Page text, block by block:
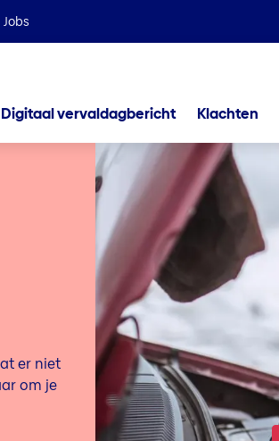
Jobs
Digitaal vervaldagbericht Klachten
er niet
om je